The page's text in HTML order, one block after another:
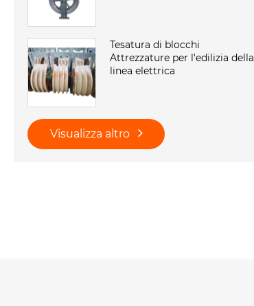
Tesatura di blocchi
Attrezzature per l'edilizia della
linea elettrica
Visualizza altro